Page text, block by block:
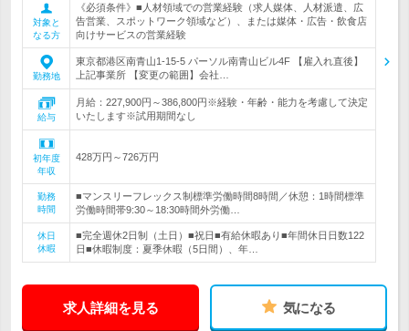
対象と
なる方
《必須条件》■人材領域での営業経験（求人媒体、人材派遣、広
告営業、スポットワーク領域など）、または媒体・広告・飲食店
向けサービスの営業経験
勤務地
東京都港区南青山1-15-5 パーソル南青山ビル4F 【雇入れ直後】
上記事業所 【変更の範囲】会社…
給与
月給：227,900円～386,800円※経験・年齢・能力を考慮して決定
いたします※試用期間なし
初年度
年収
428万円～726万円
勤務
時間
■マンスリーフレックス制標準労働時間8時間／休憩：1時間標準
労働時間帯9:30～18:30時間外労働…
休日
休暇
■完全週休2日制（土日）■祝日■有給休暇あり■年間休日日数122
日■休暇制度：夏季休暇（5日間）、年…
求人詳細を見る 気になる